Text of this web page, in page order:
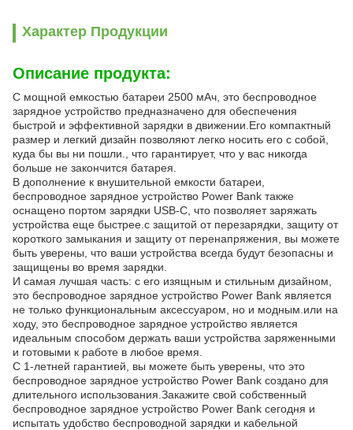
Характер Продукции
Описание продукта:
С мощной емкостью батареи 2500 мАч, это беспроводное
зарядное устройство предназначено для обеспечения
быстрой и эффективной зарядки в движении.Его компактный
размер и легкий дизайн позволяют легко носить его с собой,
куда бы вы ни пошли., что гарантирует, что у вас никогда
больше не закончится батарея.
В дополнение к внушительной емкости батареи,
беспроводное зарядное устройство Power Bank также
оснащено портом зарядки USB-C, что позволяет заряжать
устройства еще быстрее.с защитой от перезарядки, защиту от
короткого замыкания и защиту от перенапряжения, вы можете
быть уверены, что ваши устройства всегда будут безопасны и
защищены во время зарядки.
И самая лучшая часть: с его изящным и стильным дизайном,
это беспроводное зарядное устройство Power Bank является
не только функциональным аксессуаром, но и модным.или на
ходу, это беспроводное зарядное устройство является
идеальным способом держать ваши устройства заряженными
и готовыми к работе в любое время.
С 1-летней гарантией, вы можете быть уверены, что это
беспроводное зарядное устройство Power Bank создано для
длительного использования.Закажите свой собственный
беспроводное зарядное устройство Power Bank сегодня и
испытать удобство беспроводной зарядки и кабельной